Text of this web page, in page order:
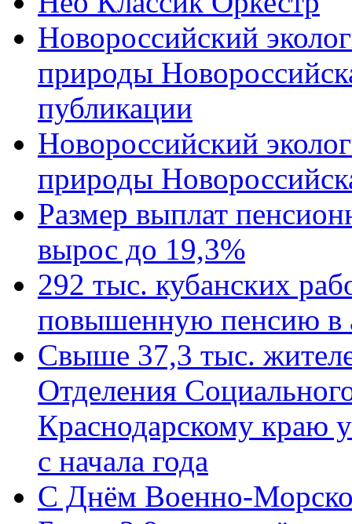
Новороссийский
природы
публикации
Новороссийский
природы
Размер выплат
вырос до 19,3%
292 тыс. кубанских
повышенную пенсию в
Свыше 37,3 тыс.
Отделения
Краснодарскому краю
с начала года
C Днём Военно-